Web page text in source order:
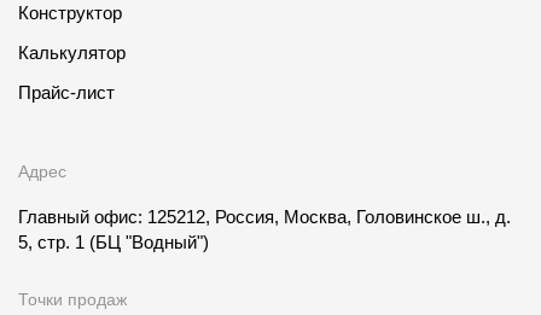
Конструктор
Калькулятор
Прайс-лист
Адрес
Главный офис: 125212, Россия, Москва, Головинское ш., д.
5, стр. 1 (БЦ "Водный")
Точки продаж